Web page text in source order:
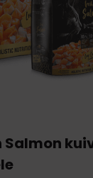
Salmon